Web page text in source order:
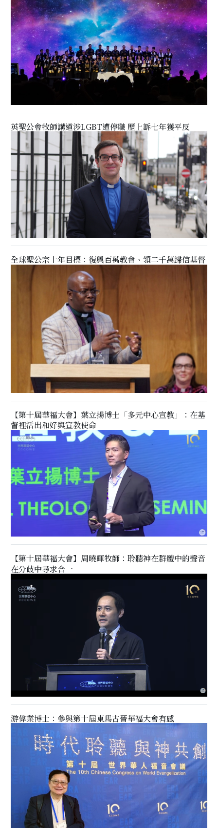
英聖公會牧師講道涉LGBT遭停職 歷上訴七年獲平反
全球聖公宗十年目標：復興百萬教會、領二千萬歸信基督
【第十屆華福大會】葉立揚博士「多元中心宣教」：在基
督裡活出和好與宣教使命
【第十屆華福大會】周曉暉牧師：聆聽神在群體中的聲音
在分歧中尋求合一
游偉業博士：參與第十屆東馬古晉華福大會有感